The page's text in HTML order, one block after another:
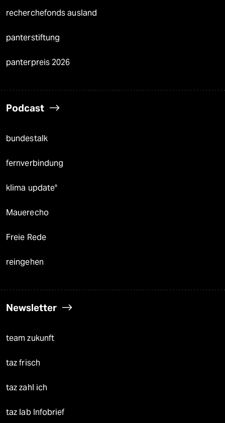
recherchefonds ausland
panterstiftung
panterpreis 2026
Podcast
bundestalk
fernverbindung
klima update°
Mauerecho
Freie Rede
reingehen
Newsletter
team zukunft
taz frisch
taz zahl ich
taz lab Infobrief